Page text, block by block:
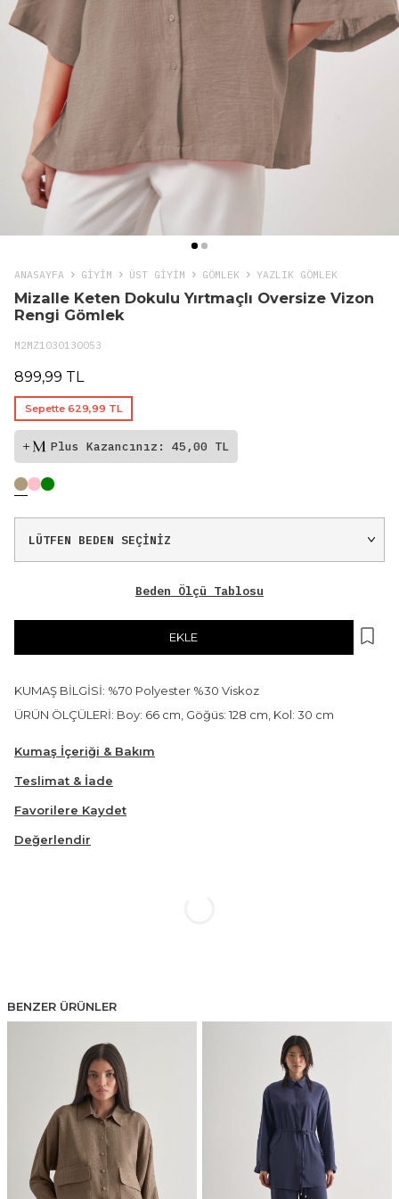
ANASAYFA GIYIM ÜST GİYİM GÖMLEK YAZLIK GÖMLEK
Mizalle Keten Dokulu Yırtmaçlı Oversize Vizon
Rengi Gömlek
M2MZ1030130053
899,99 TL
Sepette 629,99 TL
Plus Kazancınız: 45,00 TL
Beden Ölçü Tablosu
EKLE
KUMAŞ BİLGİSİ: %70 Polyester %30 Viskoz
ÜRÜN ÖLÇÜLERİ: Boy: 66 cm, Göğüs: 128 cm, Kol: 30 cm
Kumaş İçeriği & Bakım
Teslimat & İade
Favorilere Kaydet
Değerlendir
BENZER ÜRÜNLER